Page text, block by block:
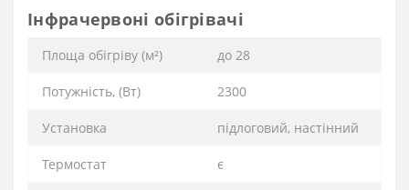
Інфрачервоні обігрівачі
Площа обігріву (м²) до 28
Потужність, (Вт) 2300
Установка підлоговий, настінний
Термостат є